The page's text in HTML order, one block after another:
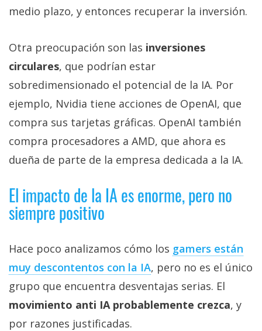
medio plazo, y entonces recuperar la inversión.
Otra preocupación son las inversiones
circulares, que podrían estar
sobredimensionado el potencial de la IA. Por
ejemplo, Nvidia tiene acciones de OpenAI, que
compra sus tarjetas gráficas. OpenAI también
compra procesadores a AMD, que ahora es
dueña de parte de la empresa dedicada a la IA.
El impacto de la IA es enorme, pero no
siempre positivo
Hace poco analizamos cómo los gamers están
muy descontentos con la IA‎, pero no es el único
grupo que encuentra desventajas serias. El
movimiento anti IA probablemente crezca, y
por razones justificadas.